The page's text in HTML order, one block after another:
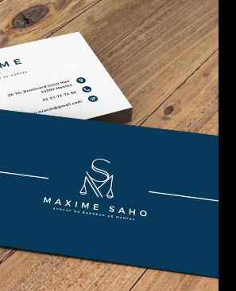
DESIGN PRINT